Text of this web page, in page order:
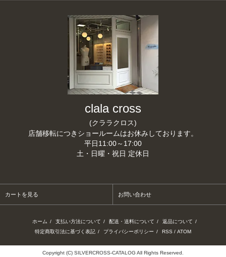
clala cross
(クララクロス)
店舗移転につきショールームはお休みしております。
平日11:00～17:00
土・日曜・祝日 定休日
カートを見る お問い合わせ
ホーム / 支払い方法について / 配送・送料について / 返品について /
特定商取引法に基づく表記 / プライバシーポリシー / RSS / ATOM
Copyright (C) SILVERCROSS-CATALOG All Rights Reserved.